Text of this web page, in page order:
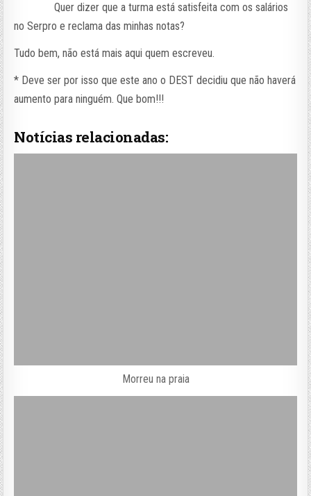
Quer dizer que a turma está satisfeita com os salários
no Serpro e reclama das minhas notas?
Tudo bem, não está mais aqui quem escreveu.
* Deve ser por isso que este ano o DEST decidiu que não haverá
aumento para ninguém. Que bom!!!
Notícias relacionadas:
Morreu na praia